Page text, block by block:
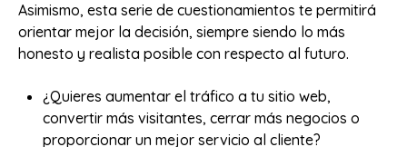
Asimismo, esta serie de cuestionamientos te permitirá
orientar mejor la decisión, siempre siendo lo más
honesto y realista posible con respecto al futuro.
¿Quieres aumentar el tráfico a tu sitio web,
convertir más visitantes, cerrar más negocios o
proporcionar un mejor servicio al cliente?